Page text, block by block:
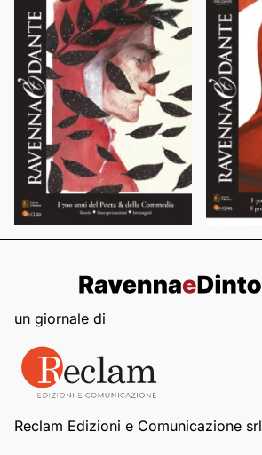
un giornale di
Reclam Edizioni e Comunicazione srl